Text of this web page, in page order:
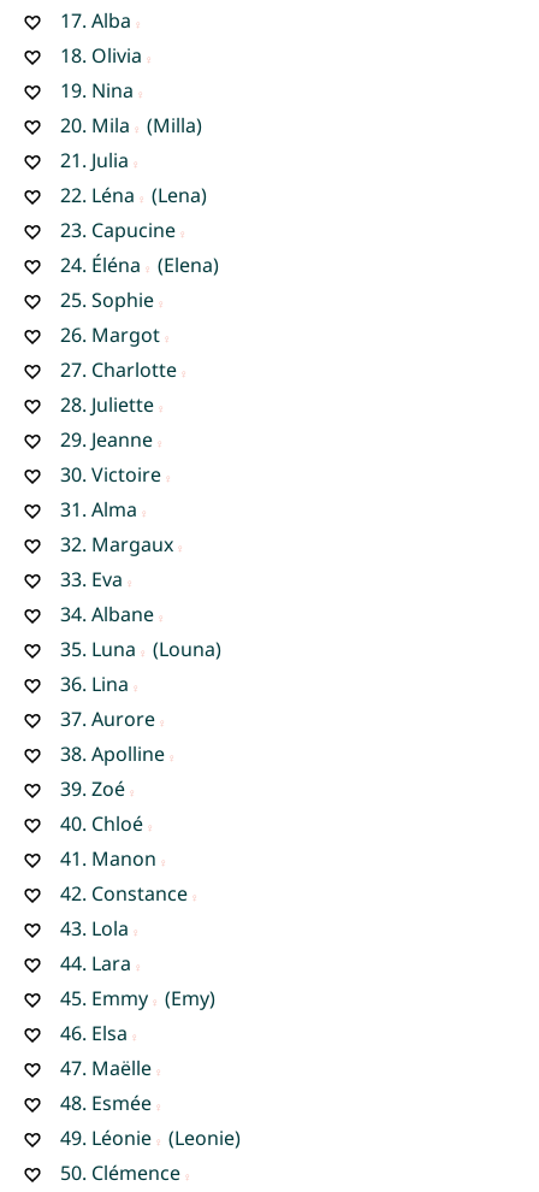
17. Alba
18. Olivia
19. Nina
20. Mila
(Milla)
21. Julia
22. Léna
(Lena)
23. Capucine
24. Éléna
(Elena)
25. Sophie
26. Margot
27. Charlotte
28. Juliette
29. Jeanne
30. Victoire
31. Alma
32. Margaux
33. Eva
34. Albane
35. Luna
(Louna)
36. Lina
37. Aurore
38. Apolline
39. Zoé
40. Chloé
41. Manon
42. Constance
43. Lola
44. Lara
45. Emmy
(Emy)
46. Elsa
47. Maëlle
48. Esmée
49. Léonie
(Leonie)
50. Clémence